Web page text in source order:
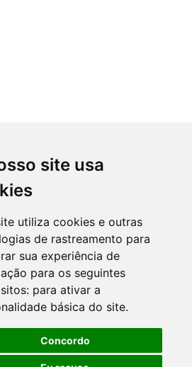
site usa
utiliza cookies e outras
de rastreamento para
sua experiência de
para os seguintes
para ativar a
básica do site.
Concordo
2317-4021
com uma Licença Creative
CompartilhaIgual